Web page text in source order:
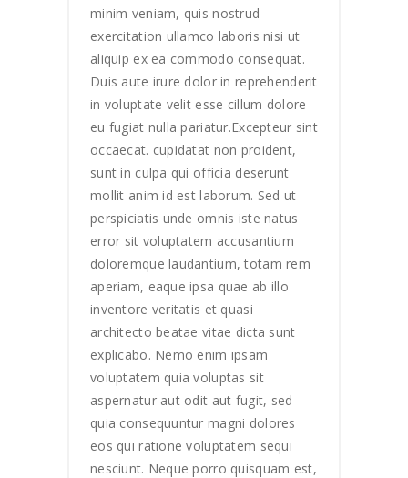
minim veniam, quis nostrud
exercitation ullamco laboris nisi ut
aliquip ex ea commodo consequat.
Duis aute irure dolor in reprehenderit
in voluptate velit esse cillum dolore
eu fugiat nulla pariatur.Excepteur sint
occaecat. cupidatat non proident,
sunt in culpa qui officia deserunt
mollit anim id est laborum. Sed ut
perspiciatis unde omnis iste natus
error sit voluptatem accusantium
doloremque laudantium, totam rem
aperiam, eaque ipsa quae ab illo
inventore veritatis et quasi
architecto beatae vitae dicta sunt
explicabo. Nemo enim ipsam
voluptatem quia voluptas sit
aspernatur aut odit aut fugit, sed
quia consequuntur magni dolores
eos qui ratione voluptatem sequi
nesciunt. Neque porro quisquam est,